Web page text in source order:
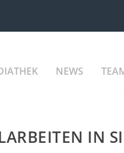
NEWS
IN